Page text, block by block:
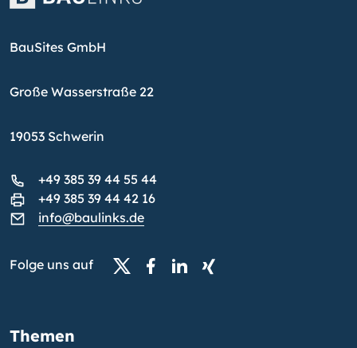
BauSites GmbH
Große Wasserstraße 22
19053 Schwerin
+49 385 39 44 55 44
+49 385 39 44 42 16
info@baulinks.de
Folge uns auf
Themen